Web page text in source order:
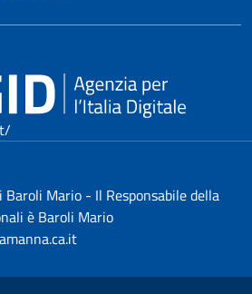
Baroli Mario - Il Responsabile della
è Baroli Mario